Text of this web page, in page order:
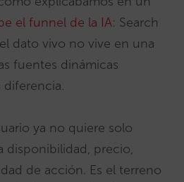
el funnel de la IA: Search
dato vivo no vive en una
fuentes dinámicas
diferencia.
ya no quiere solo
disponibilidad, precio,
de acción. Es el terreno